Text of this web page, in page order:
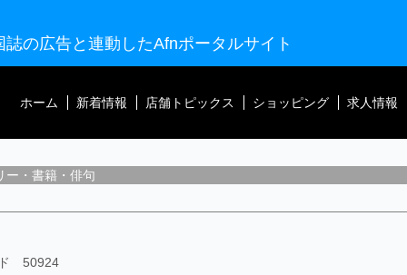
の広告と連動したAfnポータルサイト
ホーム 新着情報 店舗トピックス ショッピング 求人情報
ー・書籍・俳句
50924